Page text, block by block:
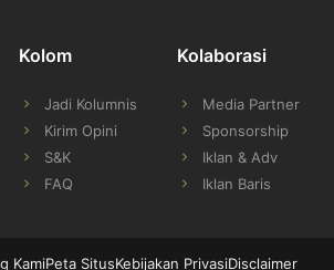
Kolom
Jadi Kolumnis
Kirim Opini
S&K
FAQ
Kolaborasi
Media Partner
Sponsorship
Iklan & Adv
Iklan Baris
KamiPeta SitusKebijakan PrivasiDisclaimer